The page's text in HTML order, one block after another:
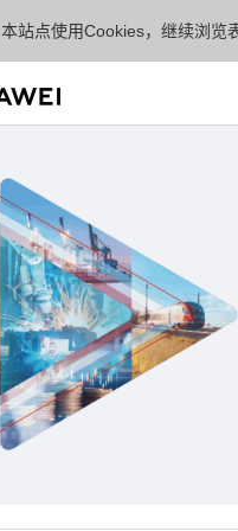
本站点使用Cookies，继续浏览